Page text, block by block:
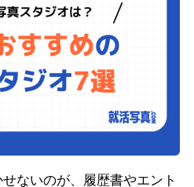
ないのが、履歴書やエント